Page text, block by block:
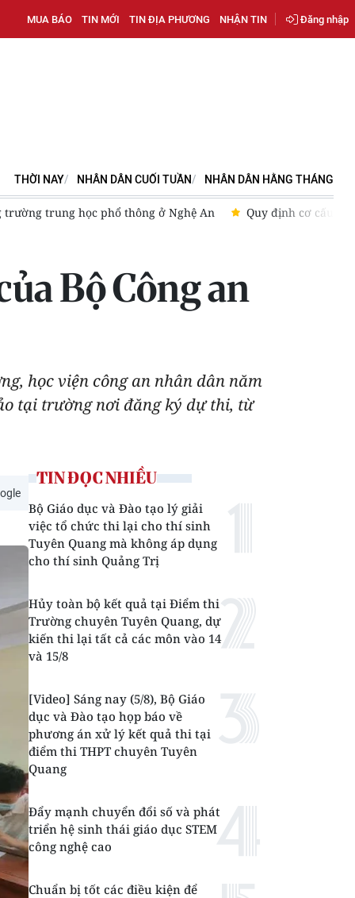
MUA BÁO TIN MỚI TIN ĐỊA PHƯƠNG NHẬN TIN Đăng nhập
THỜI NAY NHÂN DÂN CUỐI TUẦN NHÂN DÂN HẰNG THÁNG
An Quy định cơ cấu, số lượng, chính sách với hiệu
Bộ Công an
học viện công an nhân dân năm
tại trường nơi đăng ký dự thi, từ
TIN ĐỌC NHIỀU
Bộ Giáo dục và Đào tạo lý giải
việc tổ chức thi lại cho thí sinh
Tuyên Quang mà không áp dụng
cho thí sinh Quảng Trị
Hủy toàn bộ kết quả tại Điểm thi
Trường chuyên Tuyên Quang, dự
kiến thi lại tất cả các môn vào 14
và 15/8
[Video] Sáng nay (5/8), Bộ Giáo
dục và Đào tạo họp báo về
phương án xử lý kết quả thi tại
điểm thi THPT chuyên Tuyên
Quang
Đẩy mạnh chuyển đổi số và phát
triển hệ sinh thái giáo dục STEM
công nghệ cao
Chuẩn bị tốt các điều kiện để